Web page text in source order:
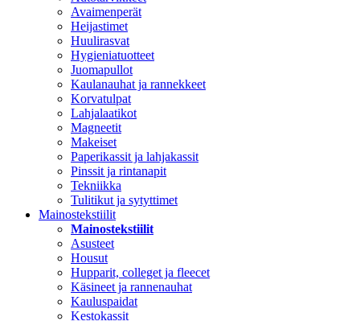
Avaimenperät
Heijastimet
Huulirasvat
Hygieniatuotteet
Juomapullot
Kaulanauhat ja rannekkeet
Korvatulpat
Lahjalaatikot
Magneetit
Makeiset
Paperikassit ja lahjakassit
Pinssit ja rintanapit
Tekniikka
Tulitikut ja sytyttimet
Mainostekstiilit
Mainostekstiilit
Asusteet
Housut
Hupparit, colleget ja fleecet
Käsineet ja rannenauhat
Kauluspaidat
Kestokassit